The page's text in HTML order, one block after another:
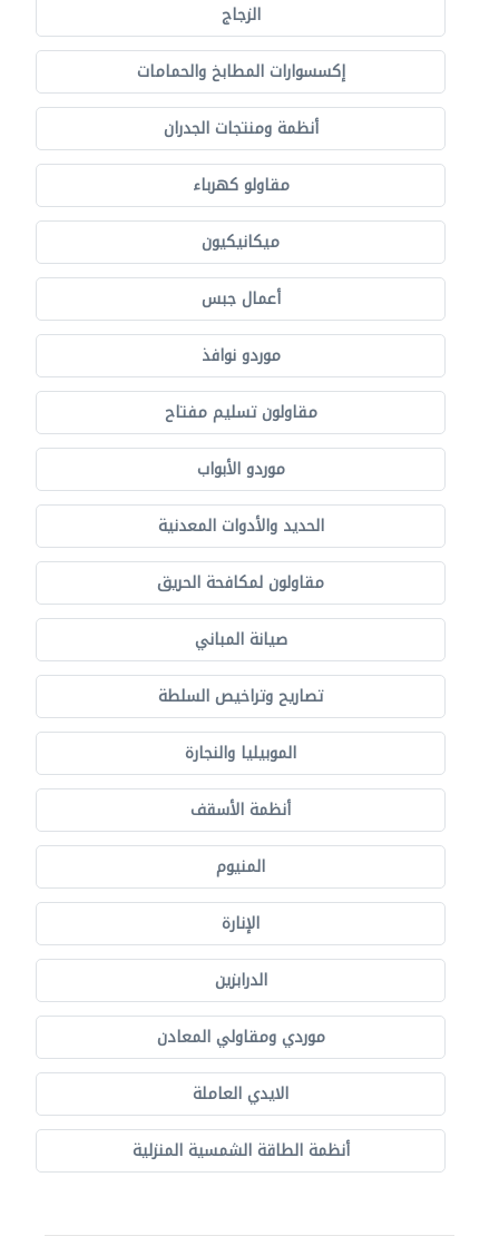
الزجاج
إكسسوارات المطابخ والحمامات
أنظمة ومنتجات الجدران
مقاولو كهرباء
ميكانيكيون
أعمال جبس
موردو نوافذ
مقاولون تسليم مفتاح
موردو الأبواب
الحديد والأدوات المعدنية
مقاولون لمكافحة الحريق
صيانة المباني
تصاريح وتراخيص السلطة
الموبيليا والنجارة
أنظمة الأسقف
المنيوم
الإنارة
الدرابزين
موردي ومقاولي المعادن
الايدي العاملة
أنظمة الطاقة الشمسية المنزلية